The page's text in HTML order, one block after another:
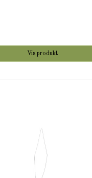
Vis produkt